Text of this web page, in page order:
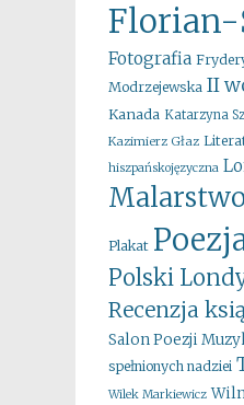
Florian-
Fotografia
Modrzejewska II
Kanada Katarzyna
Kazimierz Głaz
hiszpańskojęzyczna
Plakat
Polski
Recenzja
Salon Poezji
spełnionych nadziei
Wilek Markiewicz